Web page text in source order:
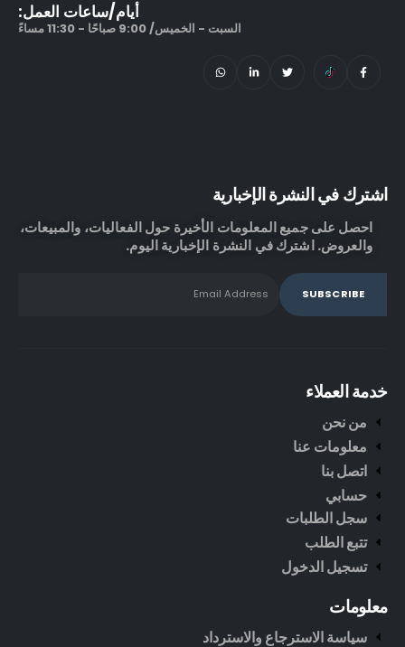
– أيام/ساعات العمل:
السبت - الخميس/ 9:00 صباحًا - 11:30 مساءً
اشترك في النشرة الإخبارية
احصل على جميع المعلومات الأخيرة حول الفعاليات، والمبيعات،
والعروض. اشترك في النشرة الإخبارية اليوم.
خدمة العملاء
من نحن
معلومات عنا
اتصل بنا
حسابي
سجل الطلبات
تتبع الطلب
تسجيل الدخول
معلومات
سياسة الاسترجاع والاسترداد